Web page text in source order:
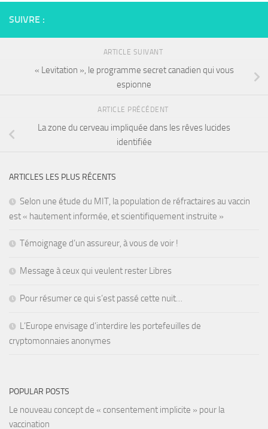
SUIVRE :
ARTICLE SUIVANT
« Levitation », le programme secret canadien qui vous
espionne
ARTICLE PRÉCÉDENT
La zone du cerveau impliquée dans les rêves lucides
identifiée
ARTICLES LES PLUS RÉCENTS
Selon une étude du MIT, la population de réfractaires au vaccin
est « hautement informée, et scientifiquement instruite »
Témoignage d’un assureur, à vous de voir !
Message à ceux qui veulent rester Libres
Pour résumer ce qui s’est passé cette nuit…
L’Europe envisage d’interdire les portefeuilles de
cryptomonnaies anonymes
POPULAR POSTS
Le nouveau concept de « consentement implicite » pour la
vaccination